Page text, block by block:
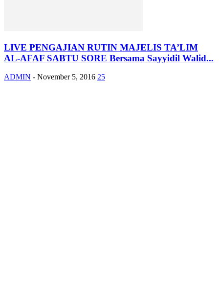
LIVE PENGAJIAN RUTIN MAJELIS TA’LIM
AL-AFAF SABTU SORE Bersama Sayyidil Walid...
ADMIN - November 5, 2016 25